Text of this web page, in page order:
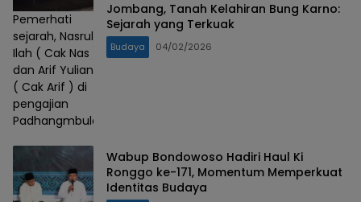
Pemerhati
sejarah, Nasrul
Ilah ( Cak Nas )
dan Arif Yulianto
( Cak Arif ) di
pengajian
Padhangmbulan
Jombang, Tanah Kelahiran Bung Karno:
Sejarah yang Terkuak
Budaya 04/02/2026
Wabup Bondowoso Hadiri Haul Ki
Ronggo ke-171, Momentum Memperkuat
Identitas Budaya